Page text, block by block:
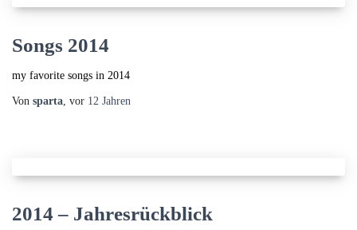
Songs 2014
my favorite songs in 2014
Von sparta, vor 12 Jahren
2014 – Jahresrückblick